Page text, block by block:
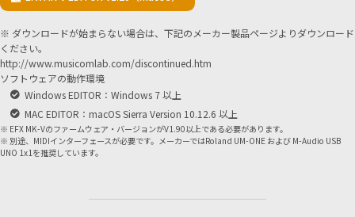
※ ダウンロードが始まらない場合は、下記のメーカー製品ページよりダウンロード
ください。
http://www.musicomlab.com/discontinued.htm
ソフトウェアの動作環境
Windows EDITOR：Windows 7 以上
MAC EDITOR：macOS Sierra Version 10.12.6 以上
※ EFX MK-Vのファームウェア・バージョンがV1.90以上である必要があります。
※ 別途、MIDIインターフェースが必要です。メーカーではRoland UM-ONE および M-Audio USB
UNO 1x1を推奨しています。